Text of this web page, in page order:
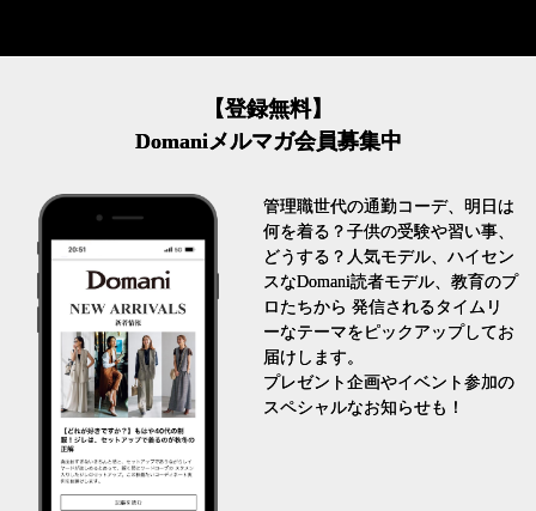
【登録無料】
Domaniメルマガ会員募集中
管理職世代の通勤コーデ、明日は
何を着る？子供の受験や習い事、
どうする？人気モデル、ハイセン
スなDomani読者モデル、教育のプ
ロたちから 発信されるタイムリ
ーなテーマをピックアップしてお
届けします。
プレゼント企画やイベント参加の
スペシャルなお知らせも！